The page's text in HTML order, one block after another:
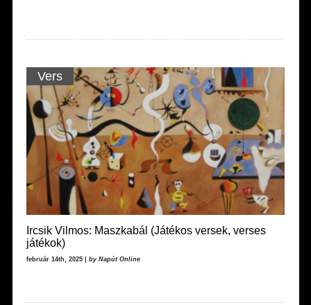
Vers
Ircsik Vilmos: Maszkabál (Játékos versek, verses
játékok)
február 14th, 2025 | by Napút Online